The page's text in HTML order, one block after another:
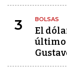
3 BOLSAS
El
último